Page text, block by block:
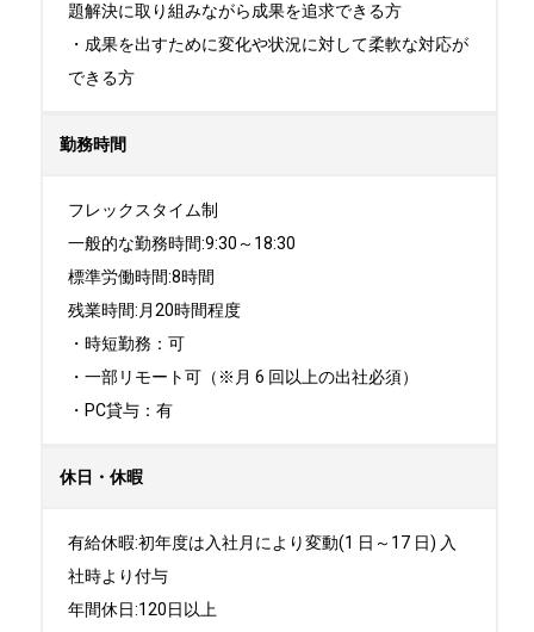
題解決に取り組みながら成果を追求できる方
・成果を出すために変化や状況に対して柔軟な対応が
できる方
勤務時間
フレックスタイム制
一般的な勤務時間:9:30～18:30
標準労働時間:8時間
残業時間:月20時間程度
・時短勤務：可
・一部リモート可（※月 6 回以上の出社必須）
・PC貸与：有
休日・休暇
有給休暇:初年度は入社月により変動(1 日～17 日) 入
社時より付与
年間休日:120日以上